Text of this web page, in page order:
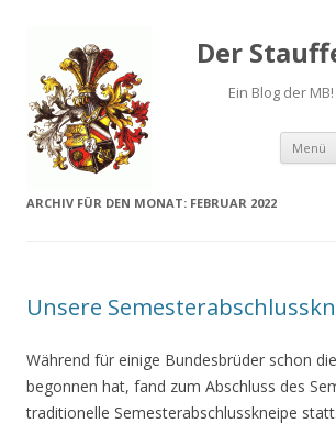
Der
Ein Blog der
Menü
Springe zum Inhalt
ARCHIV FÜR DEN MONAT: FEBRUAR 2022
Unsere
Während für einige Bundesbrüder schon
begonnen hat, fand zum Abschluss des
traditionelle Semesterabschlusskneipe